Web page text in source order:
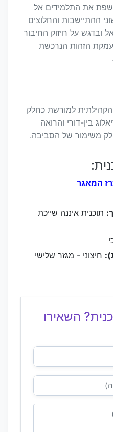
את התלמידים אל
ההתיישבות והחלוצים
ובדגש על חיזוק החיבור
הזהות הנרכשת
למורשת כחלק
בין-דורי והרואה
משימור של הסביבה.
המאגר
תוכנית איננה שייכת
חיצוני - מגזר שלישי
השאירו